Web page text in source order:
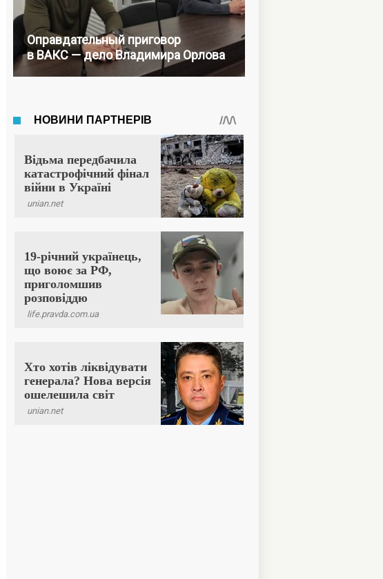
Оправдательный приговор
в ВАКС — дело Владимира Орлова